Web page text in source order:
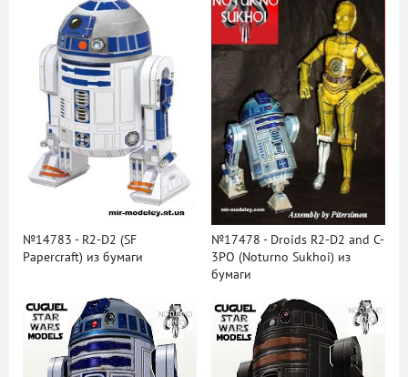
№14783 - R2-D2 (SF
Papercraft) из бумаги
№17478 - Droids R2-D2 and C-
3PO (Noturno Sukhoi) из
бумаги